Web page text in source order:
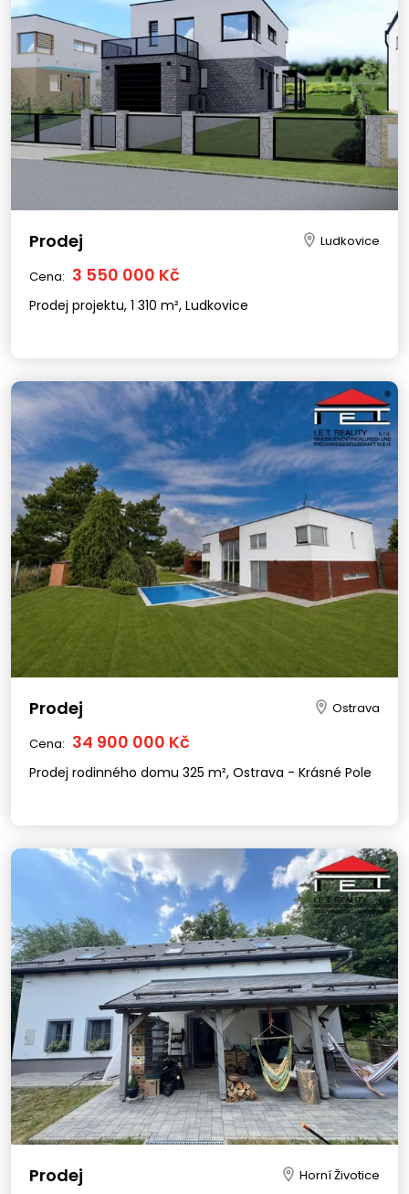
Prodej Ludkovice
Cena: 3 550 000 Kč
Prodej projektu, 1 310 m², Ludkovice
Prodej Ostrava
Cena: 34 900 000 Kč
Prodej rodinného domu 325 m², Ostrava - Krásné Pole
Prodej Horní Životice